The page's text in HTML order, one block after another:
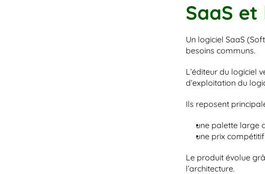
SaaS
Un logiciel SaaS
besoins communs.
L’éditeur du logiciel
d’exploitation du
Ils reposent
une palette large
une prix
Le produit évolue
l’architecture.